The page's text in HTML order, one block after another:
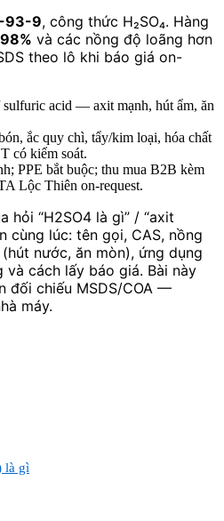
93-9, công thức H₂SO₄. Hàng
98% và các nồng độ loãng hơn
theo lô khi báo giá on-
acid — axit mạnh, hút ẩm, ăn
ắc quy chì, tẩy/kim loại, hóa chất
có kiểm soát.
PPE bắt buộc; thu mua B2B kèm
Lộc Thiên on-request.
hỏi “H2SO4 là gì” / “axit
cùng lúc: tên gọi, CAS, nồng
nước, ăn mòn), ứng dụng
và cách lấy báo giá. Bài này
đối chiếu MSDS/COA —
máy.
là gì